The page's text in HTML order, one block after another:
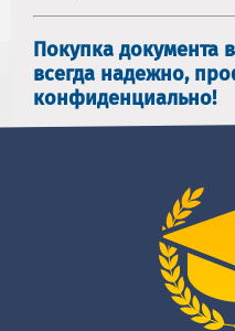
Покупка документа
всегда надежно,
конфиденциально!